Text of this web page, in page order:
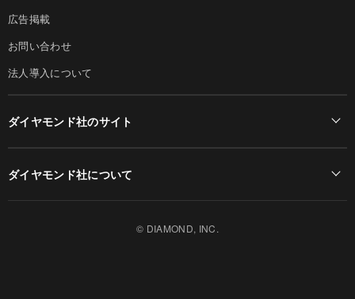
広告掲載
お問い合わせ
法人導入について
ダイヤモンド社のサイト
ダイヤモンド社について
© DIAMOND, INC.